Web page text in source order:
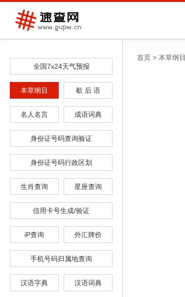
全国7x24天气预报
本草纲目 歇 后 语
名人名言 成语词典
身份证号码查询验证
身份证号码行政区划
生肖查询 星座查询
信用卡号生成/验证
iP查询 外汇牌价
手机号码归属地查询
汉语字典 汉语词典
首页 > 本草纲目